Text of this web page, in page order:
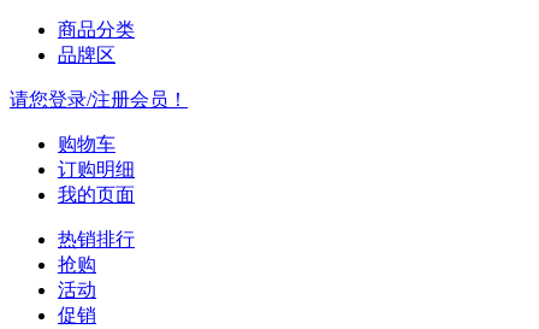
商品分类
品牌区
请您登录/注册会员！
购物车
订购明细
我的页面
热销排行
抢购
活动
促销